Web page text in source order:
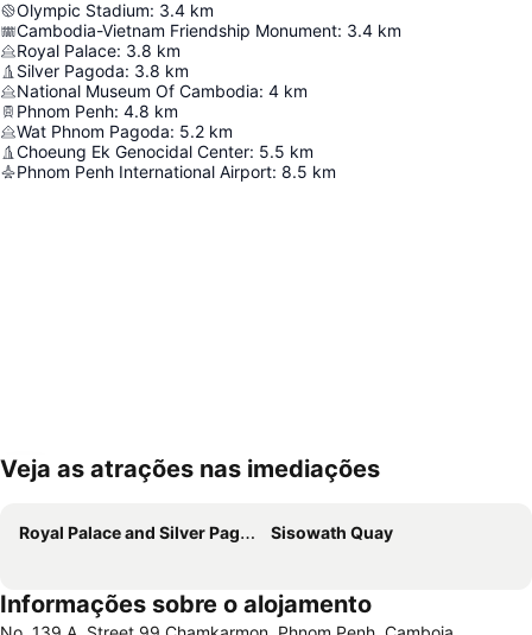
Olympic Stadium: 3.4 km
Cambodia-Vietnam Friendship Monument: 3.4 km
Royal Palace: 3.8 km
Silver Pagoda: 3.8 km
National Museum Of Cambodia: 4 km
Phnom Penh: 4.8 km
Wat Phnom Pagoda: 5.2 km
Choeung Ek Genocidal Center: 5.5 km
Phnom Penh International Airport: 8.5 km
Ampliar mapa
Veja as atrações nas imediações
Royal Palace and Silver Pagoda Sisowath Quay
Informações sobre o alojamento